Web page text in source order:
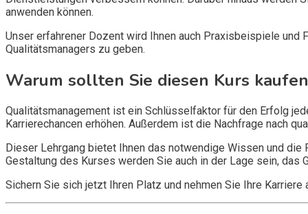
anwenden können.
Unser erfahrener Dozent wird Ihnen auch Praxisbeispiele
Qualitätsmanagers zu geben.
Warum sollten Sie diesen Kurs
Qualitätsmanagement ist ein Schlüsselfaktor für den Erfolg
Karrierechancen erhöhen. Außerdem ist die Nachfrage nach
Dieser Lehrgang bietet Ihnen das notwendige Wissen und
Gestaltung des Kurses werden Sie auch in der Lage sein,
Sichern Sie sich jetzt Ihren Platz und nehmen Sie Ihre